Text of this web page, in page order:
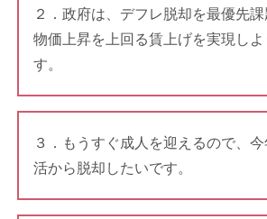
２．政府は、デフレ脱却を最優先課
物価上昇を上回る賃上げを実現しよ
す。
３．もうすぐ成人を迎えるので、
活から脱却したいです。